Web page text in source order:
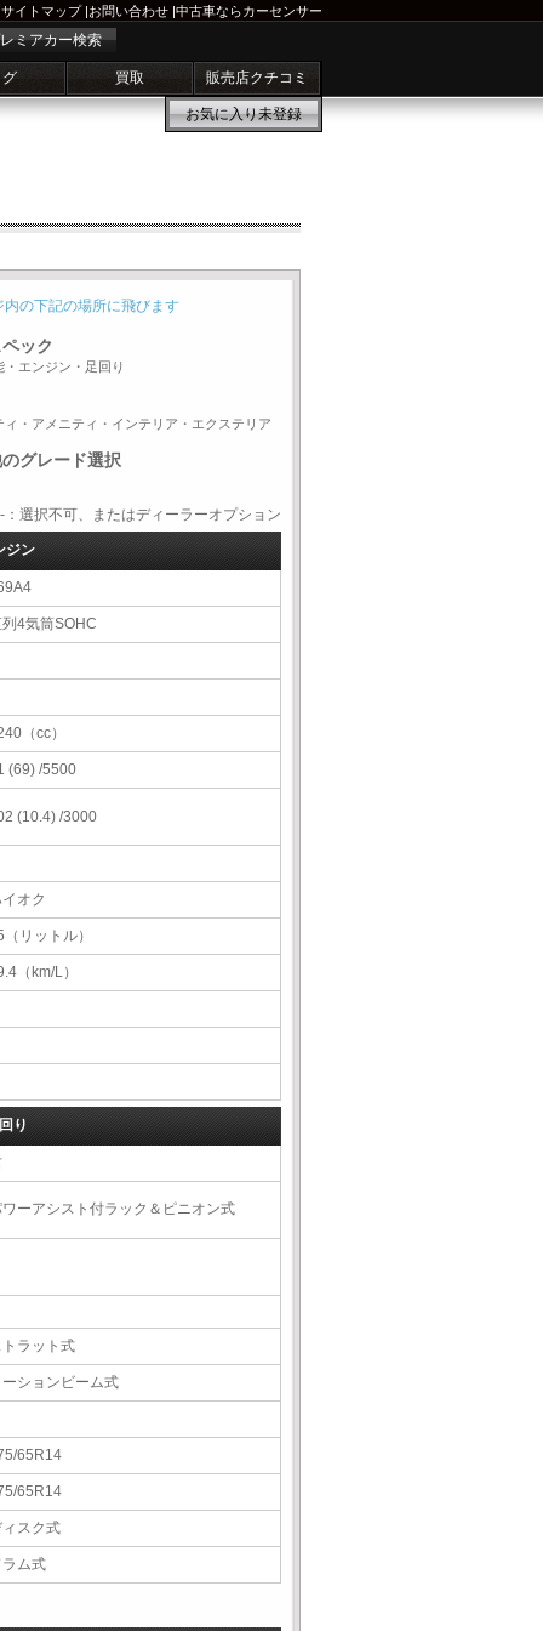
サイトマップ|お問い合わせ |中古車ならカーセンサー
ミアカー検索
買取 販売店クチコミ
お気に入り未登録
内の下記の場所に飛びます
ック
・エンジン・足回り
ィ・アメニティ・インテリア・エクステリア
グレード選択
択不可、またはディーラーオプション
ジン
4気筒SOHC
（cc）
(69) /5500
(10.4) /3000
オク
（リットル）
（km/L）
り
ーアシスト付ラック＆ピニオン式
ラット式
ションビーム式
65R14
65R14
スク式
ム式